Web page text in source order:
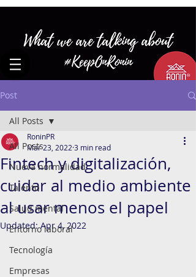
Post
All Posts
Nueva normalidad
Talento
Salud mental
Entorno laboral
Tecnología
Empresas
All Posts
Fintech y digitalización,
cuidar al medio ambiente
al usar menos el papel
RoninPR
Mar 23, 2022 3 min read
Updated:Apr 4, 2022